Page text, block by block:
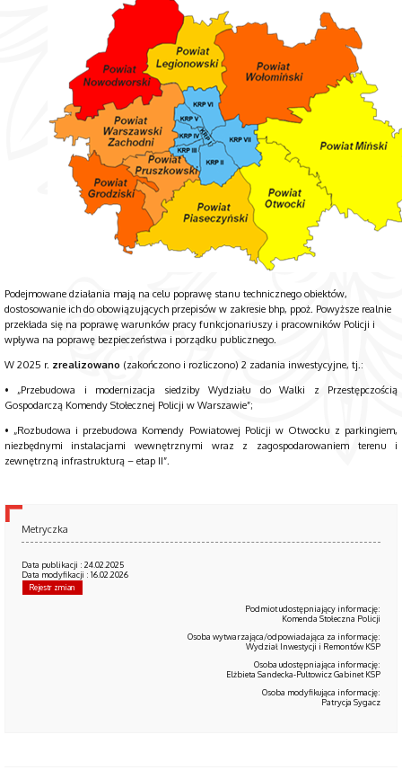
Podejmowane działania mają na celu poprawę stanu technicznego obiektów,
dostosowanie ich do obowiązujących przepisów w zakresie bhp, ppoż. Powyższe realnie
przekłada się na poprawę warunków pracy funkcjonariuszy i pracowników Policji i
wpływa na poprawę bezpieczeństwa i porządku publicznego.
W 2025 r. zrealizowano (zakończono i rozliczono) 2 zadania inwestycyjne, tj.:
• „Przebudowa i modernizacja siedziby Wydziału do Walki z Przestępczością
Gospodarczą Komendy Stołecznej Policji w Warszawie”;
• „Rozbudowa i przebudowa Komendy Powiatowej Policji w Otwocku z parkingiem,
niezbędnymi instalacjami wewnętrznymi wraz z zagospodarowaniem terenu i
zewnętrzną infrastrukturą – etap II”.
Metryczka
Data publikacji : 24.02.2025
Data modyfikacji : 16.02.2026
Rejestr zmian
Podmiot udostępniający informację:
Komenda Stołeczna Policji
Osoba wytwarzająca/odpowiadająca za informację:
Wydział Inwestycji i Remontów KSP
Osoba udostępniająca informację:
Elżbieta Sandecka-Pultowicz Gabinet KSP
Osoba modyfikująca informację:
Patrycja Sygacz